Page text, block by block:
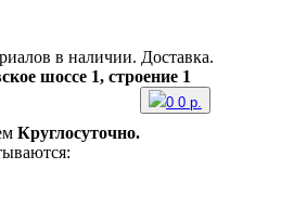
в наличии. Доставка.
шоссе 1, строение 1
Круглосуточно.
0 0 р.